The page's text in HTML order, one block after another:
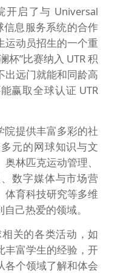
启了与 Universal
信息服务系统的合作
运动员招生的一个重
杯”比赛纳入 UTR 积
出远门就能和同龄高
赢取全球认证 UTR
院提供丰富多彩的社
元的网球知识与文
林匹克运动管理、
数字媒体与市场营
体育科技研究等多维
己热爱的领域。
关的各类活动，如
丰富学生的经验，开
各个领域了解和体会